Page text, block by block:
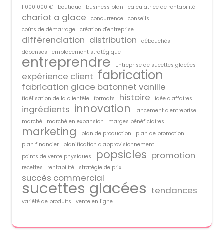
1 000 000 € boutique business plan calculatrice de rentabilité
chariot a glace concurrence conseils
coûts de démarrage création d'entreprise
différenciation distribution
débouchés
dépenses
emplacement stratégique
entreprendre Entreprise de sucettes glacées
expérience client fabrication
fabrication glace batonnet vanille
fidélisation de la clientèle formats histoire idée d'affaires
ingrédients innovation
lancement d'entreprise
marché
marché en expansion marges bénéficiaires
marketing plan de production
plan de promotion
plan financier
planification d'approvisionnement
points de vente physiques
popsicles promotion
recettes rentabilité stratégie de prix
succès commercial
sucettes glacées tendances
variété de produits vente en ligne